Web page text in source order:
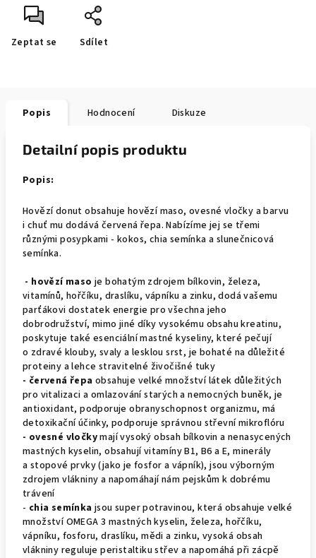
Zeptat se Sdílet
Popis Hodnocení Diskuze
Detailní popis produktu
Popis:
Hovězí donut obsahuje hovězí maso, ovesné vločky a barvu
i chuť mu dodává červená řepa. Nabízíme jej se třemi
různými posypkami - kokos, chia semínka a slunečnicová
semínka.
- hovězí maso je bohatým zdrojem bílkovin, železa,
vitamínů, hořčíku, draslíku, vápníku a zinku, dodá vašemu
parťákovi dostatek energie pro všechna jeho
dobrodružství, mimo jiné díky vysokému obsahu kreatinu,
poskytuje také esenciální mastné kyseliny, které pečují
o zdravé klouby, svaly a lesklou srst, je bohaté na důležité
proteiny a lehce stravitelné živočišné tuky
- červená řepa obsahuje velké množství látek důležitých
pro vitalizaci a omlazování starých a nemocných buněk, je
antioxidant, podporuje obranyschopnost organizmu, má
detoxikační účinky, podporuje správnou střevní mikroflóru
- ovesné vločkymají vysoký obsah bílkovin a nenasycených
mastných kyselin, obsahují vitamíny B1, B6 a E, minerály
a stopové prvky (jako je fosfor a vápník), jsou výborným
zdrojem vlákniny a napomáhají nám pejskům k dobrému
trávení
- chia semínka jsou super potravinou, která obsahuje velké
množství OMEGA 3 mastných kyselin, železa, hořčíku,
vápníku, fosforu, draslíku, mědi a zinku, vysoká obsah
vlákniny reguluje peristaltiku střev a napomáhá při zácpě